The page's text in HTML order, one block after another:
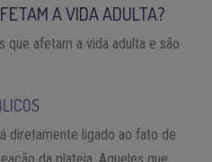
A VIDA ADULTA?
que afetam a vida adulta e são
diretamente ligado ao fato de
da plateia. Aqueles que